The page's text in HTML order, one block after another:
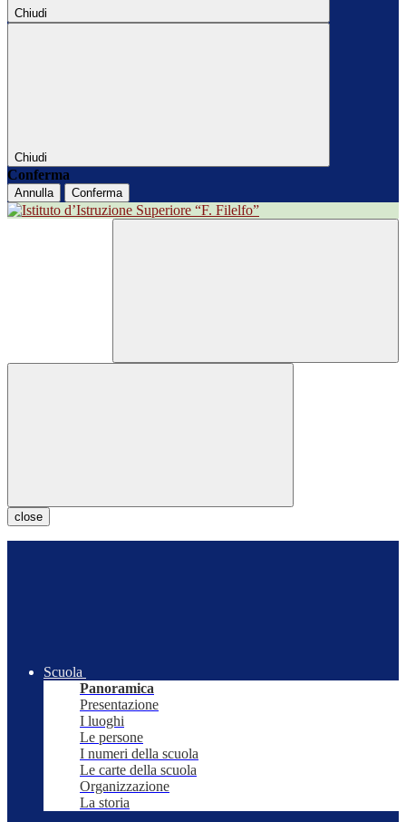
Chiudi
Chiudi
Conferma
Annulla Conferma
close
Scuola
Panoramica
Presentazione
I luoghi
Le persone
I numeri della scuola
Le carte della scuola
Organizzazione
La storia